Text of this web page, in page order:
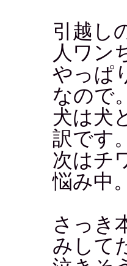
引越し
人ワン
やっぱ
なので。
犬は犬
訳です。
次はチ
悩み中
さっき
みして